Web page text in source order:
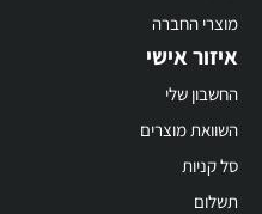
מוצרי החברה
איזור אישי
החשבון שלי
השוואת מוצרים
סל קניות
תשלום